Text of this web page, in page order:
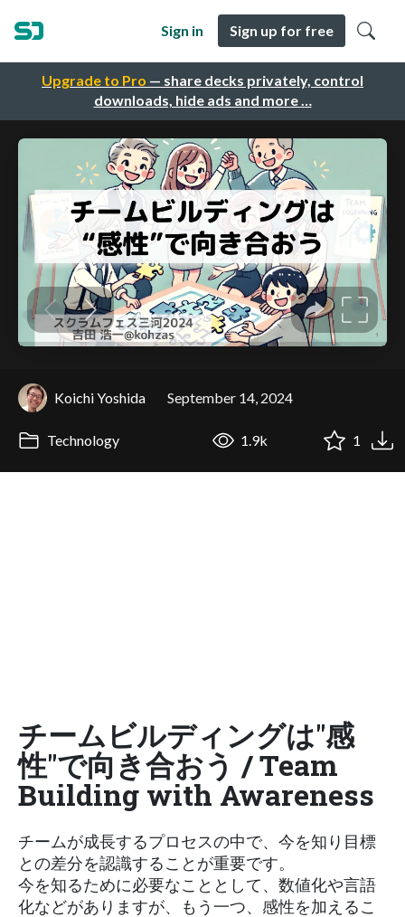
Upgrade to Pro — share decks privately, control
downloads, hide ads and more …
Sign in Sign up for free
Koichi Yoshida September 14, 2024
Technology 1.9k 1
チームビルディングは"感
性"で向き合おう / Team
Building with Awareness
チームが成長するプロセスの中で、今を知り目標
との差分を認識することが重要です。
今を知るために必要なこととして、数値化や言語
化などがありますが、もう一つ、感性を加えるこ